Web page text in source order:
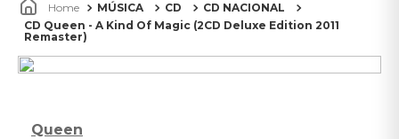
MÚSICA CD
CD NACIONAL
CD Queen - A Kind Of Magic (2CD Deluxe Edition 2011
Remaster)
Queen